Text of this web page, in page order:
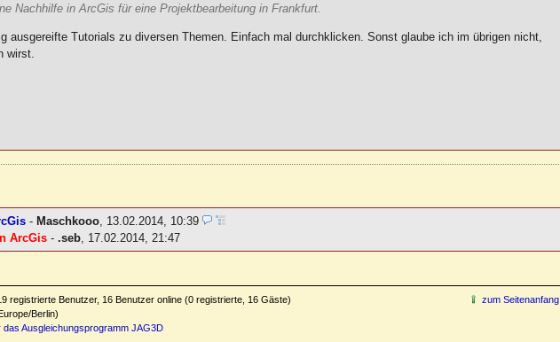
Nachhilfe in ArcGis für eine Projektbearbeitung in Frankfurt.
ausgereifte Tutorials zu diversen Themen. Einfach mal durchklicken. Sonst glaube ich im übrigen nicht,
wirst.
- Maschkooo, 13.02.2014, 10:39
ArcGis -.seb, 17.02.2014, 21:47
registrierte Benutzer, 16 Benutzer online (0 registrierte, 16 Gäste)
Berlin)
das Ausgleichungsprogramm JAG3D
zum Seitenanfang